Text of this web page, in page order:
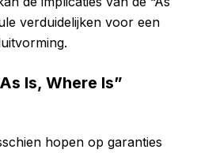
verduidelijken voor een
Is, Where Is”
hopen op garanties